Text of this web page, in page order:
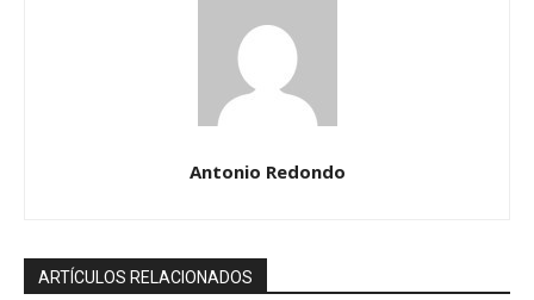
Antonio Redondo
ARTÍCULOS RELACIONADOS